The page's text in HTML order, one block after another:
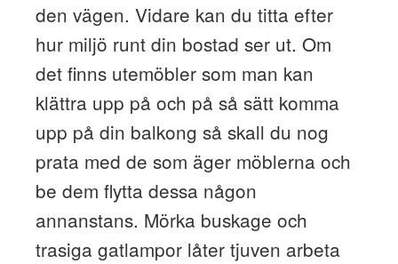
den vägen. Vidare kan du titta efter
hur miljö runt din bostad ser ut. Om
det finns utemöbler som man kan
klättra upp på och på så sätt komma
upp på din balkong så skall du nog
prata med de som äger möblerna och
be dem flytta dessa någon
annanstans. Mörka buskage och
trasiga gatlampor låter tjuven arbeta